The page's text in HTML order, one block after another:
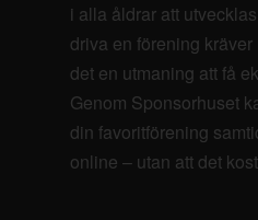
i alla åldrar att
driva en förening
det en utmaning att få
Genom Sponsorhuset
din favoritförening
online – utan att det